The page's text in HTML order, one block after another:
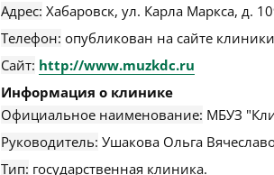
Адрес: Хабаровск, ул. Карла Маркса, д.
Телефон: опубликован на сайте
Сайт: http://www.muzkdc.ru
Информация о клинике
Официальное наименование: МБУЗ
Руководитель: Ушакова Ольга
Тип: государственная клиника.